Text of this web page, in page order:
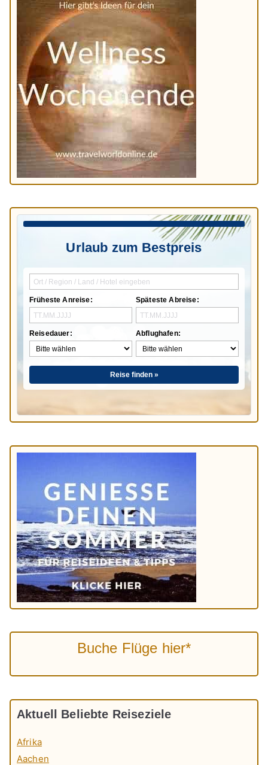
Urlaub zum Bestpreis
Früheste Anreise:
Reisedauer:
Späteste Abreise:
Abflughafen:
Reise finden »
Buche Flüge hier*
Aktuell Beliebte Reiseziele
Afrika
Aachen